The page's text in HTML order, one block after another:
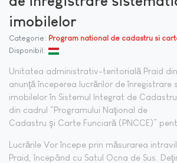
imobilelor
Categorie: Program national de cadastru si
Disponibil:
Unitatea administrativ-teritorială Praid
anunţă începerea lucrărilor de înregistrare
imobilelor în Sistemul Integrat de
din cadrul “Programului Naţional de
Cadastru şi Carte Funciară (PNCCE)”
Lucrările Vor începe prin măsurarea
Praid, începând cu Satul Ocna de Sus.